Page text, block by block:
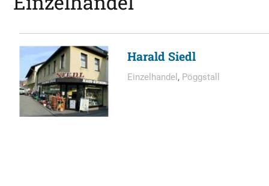
Harald Siedl
Einzelhandel , Pöggstall